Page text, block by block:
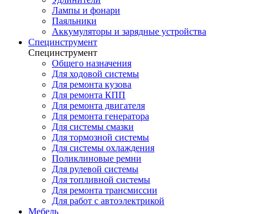
Лампы и фонари
Паяльники
Аккумуляторы и зарядные устройства
Специнструмент
Специнструмент
Общего назначения
Для ходовой системы
Для ремонта кузова
Для ремонта КПП
Для ремонта двигателя
Для ремонта генератора
Для системы смазки
Для тормозной системы
Для системы охлаждения
Поликлиновые ремни
Для рулевой системы
Для топливной системы
Для ремонта трансмиссии
Для работ с автоэлектрикой
Мебель